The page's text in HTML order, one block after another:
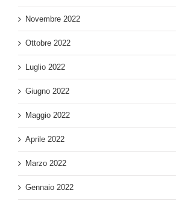
Novembre 2022
Ottobre 2022
Luglio 2022
Giugno 2022
Maggio 2022
Aprile 2022
Marzo 2022
Gennaio 2022